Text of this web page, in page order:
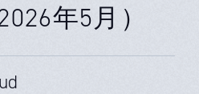
年5月）